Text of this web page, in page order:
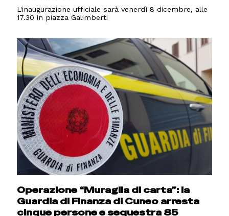
L'inaugurazione ufficiale sarà venerdì 8 dicembre, alle
17.30 in piazza Galimberti
Operazione “Muraglia di carta”: la
Guardia di Finanza di Cuneo arresta
cinque persone e sequestra 85